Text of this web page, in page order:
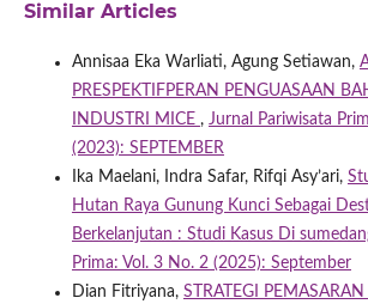
Similar Articles
Annisaa Eka Warliati, Agung Setiawan,
PRESPEKTIFPERAN PENGUASAAN
INDUSTRI MICE , Jurnal Pariwisata
(2023): SEPTEMBER
Ika Maelani, Indra Safar, Rifqi Asy’ari,
Hutan Raya Gunung Kunci Sebagai
Berkelanjutan : Studi Kasus Di
Prima: Vol. 3 No. 2 (2025): September
Dian Fitriyana, STRATEGI